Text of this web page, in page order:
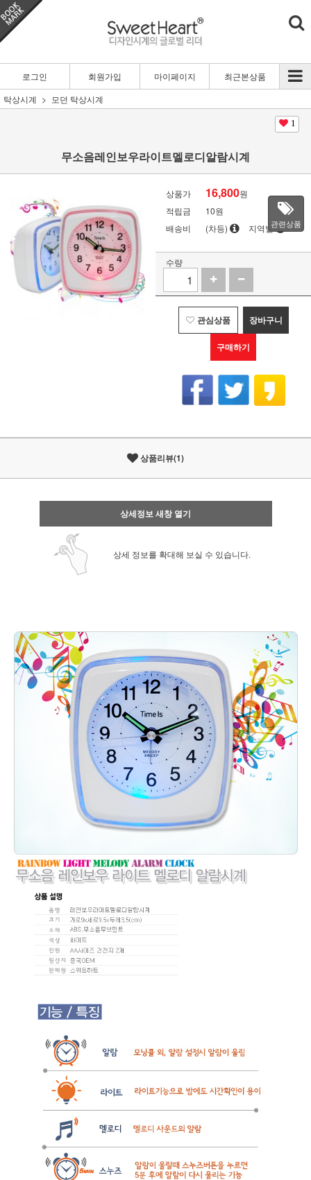
로그인 회원가입 마이페이지
최근본상품
탁상시계
모던 탁상시계
1
무소음레인보우라이트멜로디알람시계
상품가 16,800원
적립금
10원
배송비
(차등) 지역별관련상품
수량
관심상품 장바구니
구매하기
상품리뷰(1)
상세정보 새창 열기
상세 정보를 확대해 보실 수 있습니다.